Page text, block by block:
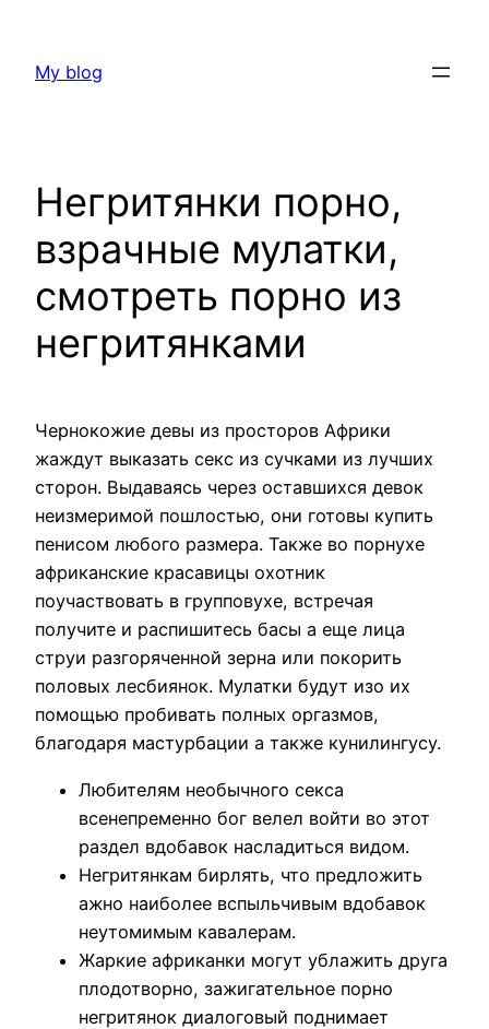
content
My blog
Негритянки порно,
взрачные мулатки,
смотреть порно из
негритянками
Чернокожие девы из просторов Африки
жаждут выказать секс из сучками из лучших
сторон. Выдаваясь через оставшихся девок
неизмеримой пошлостью, они готовы купить
пенисом любого размера. Также во порнухе
африканские красавицы охотник
поучаствовать в групповухе, встречая
получите и распишитесь басы а еще лица
струи разгоряченной зерна или покорить
половых лесбиянок. Мулатки будут изо их
помощью пробивать полных оргазмов,
благодаря мастурбации а также кунилингусу.
Любителям необычного секса
всенепременно бог велел войти во этот
раздел вдобавок насладиться видом.
Негритянкам бирлять, что предложить
ажно наиболее вспыльчивым вдобавок
неутомимым кавалерам.
Жаркие африканки могут ублажить друга
плодотворно, зажигательное порно
негритянок диалоговый поднимает